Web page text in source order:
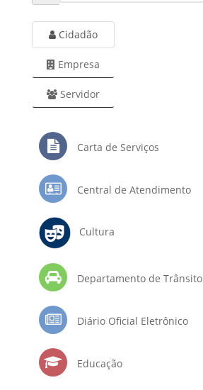
Cidadão
Empresa
Servidor
Carta de Serviços
Central de Atendimento
Cultura
Departamento de Trânsito
Diário Oficial Eletrônico
Educação